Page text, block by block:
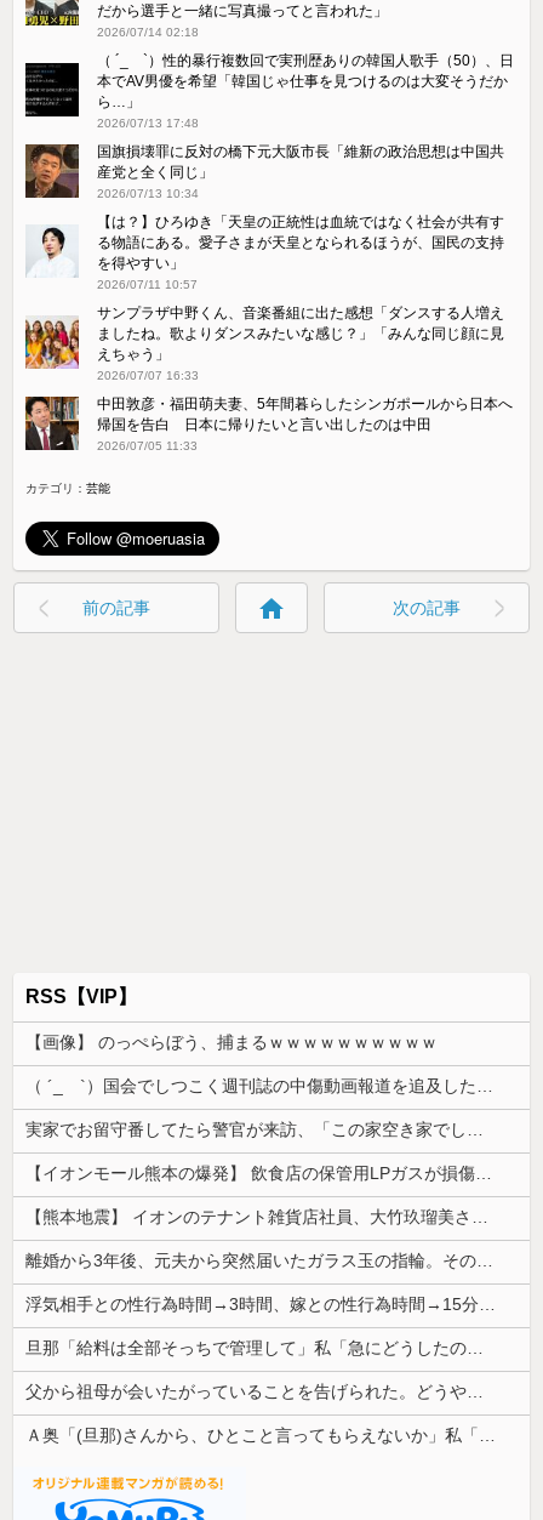
だから選手と一緒に写真撮ってと言われた」
2026/07/14 02:18
（ ´_ゝ`）性的暴行複数回で実刑歴ありの韓国人歌手（50）、日
本でAV男優を希望「韓国じゃ仕事を見つけるのは大変そうだか
ら…」
2026/07/13 17:48
国旗損壊罪に反対の橋下元大阪市長「維新の政治思想は中国共
産党と全く同じ」
2026/07/13 10:34
【は？】ひろゆき「天皇の正統性は血統ではなく社会が共有す
る物語にある。愛子さまが天皇となられるほうが、国民の支持
を得やすい」
2026/07/11 10:57
サンプラザ中野くん、音楽番組に出た感想「ダンスする人増え
ましたね。歌よりダンスみたいな感じ？」「みんな同じ顔に見
えちゃう」
2026/07/07 16:33
中田敦彦・福田萌夫妻、5年間暮らしたシンガポールから日本へ
帰国を告白 日本に帰りたいと言い出したのは中田
2026/07/05 11:33
カテゴリ：芸能
前の記事 home 次の記事
RSS【VIP】
【画像】 のっぺらぼう、捕まるｗｗｗｗｗｗｗｗｗｗ